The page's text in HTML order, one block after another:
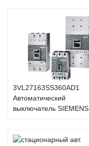
3VL27163SS360AD1
Автоматический
выключатель SIEMENS